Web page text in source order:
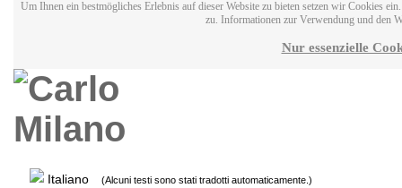
Um Ihnen ein bestmögliches Erlebnis auf dieser Website zu bieten setzen wir Cookies
zu. Informationen zur Verwendung und den
Nur essenzielle
Italiano (Alcuni testi sono stati tradotti automaticamente.)